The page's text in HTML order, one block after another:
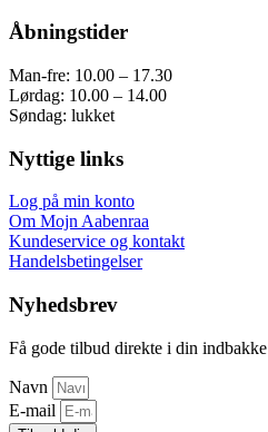
Åbningstider
Man-fre: 10.00 – 17.30
Lørdag: 10.00 – 14.00
Søndag: lukket
Nyttige links
Log på min konto
Om Mojn Aabenraa
Kundeservice og kontakt
Handelsbetingelser
Nyhedsbrev
Få gode tilbud direkte i din indbakke
Navn
E-mail